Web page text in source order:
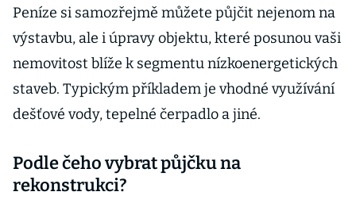
Peníze si samozřejmě můžete půjčit nejenom na
výstavbu, ale i úpravy objektu, které posunou vaši
nemovitost blíže k segmentu nízkoenergetických
staveb. Typickým příkladem je vhodné využívání
dešťové vody, tepelné čerpadlo a jiné.
Podle čeho vybrat půjčku na
rekonstrukci?